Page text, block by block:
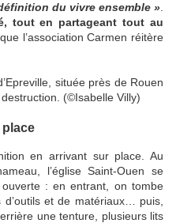
du vivre ensemble »
tout en partageant tout au
l’association Carmen réitère
située près de Rouen
(©Isabelle Villy)
en arrivant sur place. Au
l’église Saint-Ouen se
: en entrant, on tombe
et de matériaux… puis,
une tenture, plusieurs lits